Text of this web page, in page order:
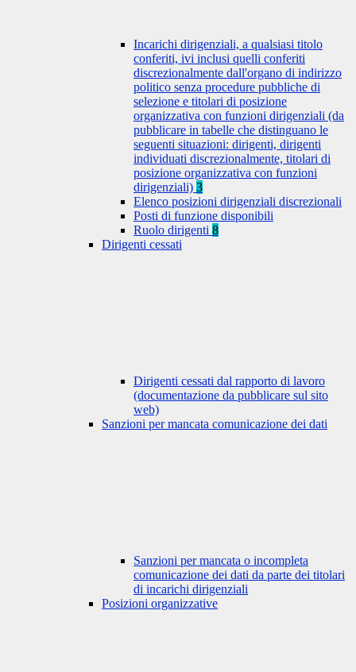
Incarichi dirigenziali, a qualsiasi titolo
conferiti, ivi inclusi quelli conferiti
discrezionalmente dall'organo di indirizzo
politico senza procedure pubbliche di
selezione e titolari di posizione
organizzativa con funzioni dirigenziali (da
pubblicare in tabelle che distinguano le
seguenti situazioni: dirigenti, dirigenti
individuati discrezionalmente, titolari di
posizione organizzativa con funzioni
dirigenziali) 3
Elenco posizioni dirigenziali discrezionali
Posti di funzione disponibili
Ruolo dirigenti 8
Dirigenti cessati
Dirigenti cessati dal rapporto di lavoro
(documentazione da pubblicare sul sito
web)
Sanzioni per mancata comunicazione dei dati
Sanzioni per mancata o incompleta
comunicazione dei dati da parte dei titolari
di incarichi dirigenziali
Posizioni organizzative